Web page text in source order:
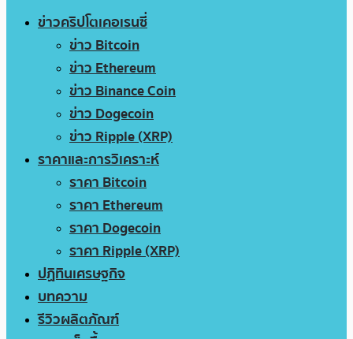
ข่าวคริปโตเคอเรนซี่
ข่าว Bitcoin
ข่าว Ethereum
ข่าว Binance Coin
ข่าว Dogecoin
ข่าว Ripple (XRP)
ราคาและการวิเคราะห์
ราคา Bitcoin
ราคา Ethereum
ราคา Dogecoin
ราคา Ripple (XRP)
ปฏิทินเศรษฐกิจ
บทความ
รีวิวผลิตภัณฑ์